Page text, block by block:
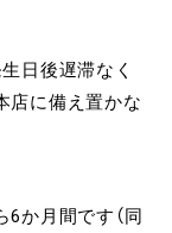
日後遅滞なく
店に備え置かな
か月間です（同